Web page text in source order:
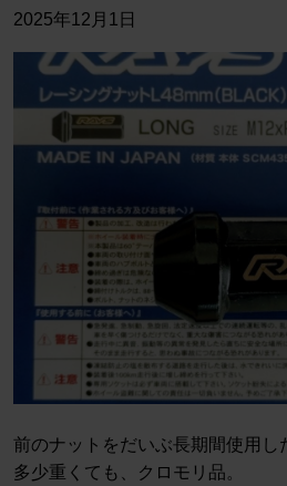
2025年12月1日
前のナットをだいぶ長期間使用し
多少重くても、クロモリ品。